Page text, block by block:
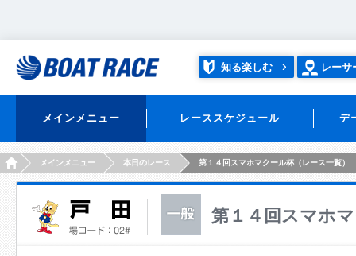
知る楽しむ レーサ
メインメニュー レーススケジュール デ
HOMEメインメニュー 本日のレース 第１４回スマホマクール杯（レース一覧）
第１４回スマホ